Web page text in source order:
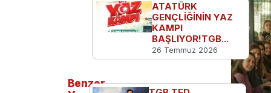
ATATÜRK
GENÇLİĞİNİN YAZ
KAMPI
BAŞLIYOR!TGB...
26 Temmuz 2026
Benzer